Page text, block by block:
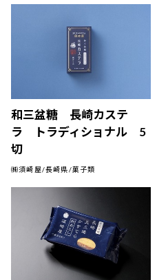
和三盆糖 長崎カステ
ラ トラディショナル 5
切
㈱須崎屋/長崎県/菓子類